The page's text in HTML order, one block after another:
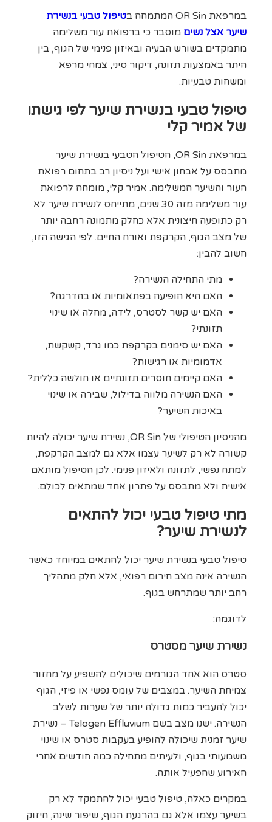
במרפאת OR Sin המתמחה ב
טיפול טבעי בנשירת
שיער אצל נשים מוסבר כי ברפואת עור משלימה
מתמקדים בשורש הבעיה ובאיזון פנימי של הגוף, בין
היתר באמצעות תזונה, דיקור סיני, צמחי מרפא
ומשחות טבעיות.
טיפול טבעי בנשירת שיער לפי גישתו
של אמיר קלי
במרפאת OR Sin, הטיפול הטבעי בנשירת שיער
מתבסס על אבחון אישי ועל ניסיון רב בתחום רפואת
העור והשיער המשלימה. אמיר קלי, מומחה לרפואת
עור משלימה מזה 30 שנים, מתייחס לנשירת שיער לא
רק כתופעה חיצונית אלא כחלק מתמונה רחבה יותר
של מצב הגוף, הקרקפת ואורח החיים. לפי הגישה הזו,
חשוב להבין:
מתי התחילה הנשירה?
האם היא הופיעה בפתאומיות או בהדרגה?
האם יש קשר לסטרס, לידה, מחלה או שינוי
תזונתי?
האם יש סימנים בקרקפת כמו גרד, קשקשת,
אדמומיות או רגישות?
האם קיימים חוסרים תזונתיים או חולשה כללית?
האם הנשירה מלווה בדילול, שבירה או שינוי
באיכות השיער?
מהניסיון הטיפולי של OR Sin, נשירת שיער יכולה להיות
קשורה לא רק לשיער עצמו אלא גם למצב הקרקפת,
למתח נפשי, לתזונה ולאיזון פנימי. לכן הטיפול מותאם
אישית ולא מתבסס על פתרון אחד שמתאים לכולם.
מתי טיפול טבעי יכול להתאים
לנשירת שיער?
טיפול טבעי בנשירת שיער יכול להתאים במיוחד כאשר
הנשירה אינה מצב חירום רפואי, אלא חלק מתהליך
רחב יותר שמתרחש בגוף.
לדוגמה:
נשירת שיער מסטרס
סטרס הוא אחד הגורמים שיכולים להשפיע על מחזור
צמיחת השיער. במצבים של עומס נפשי או פיזי, הגוף
יכול להעביר כמות גדולה יותר של שערות לשלב
הנשירה. ישנו מצב בשם Telogen Effluvium – נשירת
שיער זמנית שיכולה להופיע בעקבות סטרס או שינוי
משמעותי בגוף, ולעיתים מתחילה כמה חודשים אחרי
האירוע שהפעיל אותה.
במקרים כאלה, טיפול טבעי יכול להתמקד לא רק
בשיער עצמו אלא גם בהרגעת הגוף, שיפור שינה, חיזוק